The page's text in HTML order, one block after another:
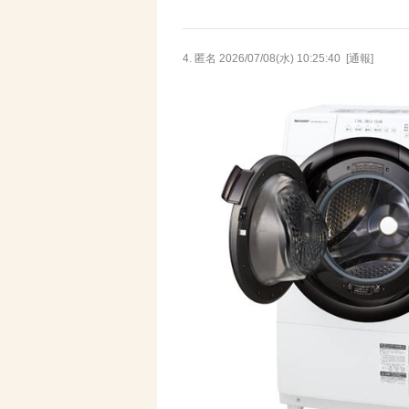
4. 匿名 2026/07/08(水) 10:25:40 [通報]